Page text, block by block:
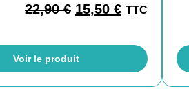
22,90€ 15,50 € TTC
Voir le produit